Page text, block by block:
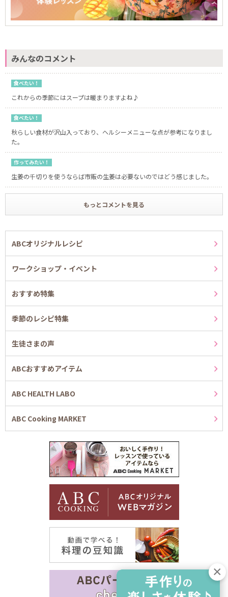
みんなのコメント
食べたい！
これからの季節にはスープは暖まりますよね♪
食べたい！
秋らしい食材が沢山入っており、ヘルシーメニューな点が参考になりまし
た。
作ってみたい！
生姜の千切りを使うならば市販の生姜は必要ないのではどう感じました。
もっとコメントを見る
ABCオリジナルレシピ
ワークショップ・イベント
おすすめ特集
季節のレシピ特集
生徒さまの声
ABCおすすめアイテム
ABC HEALTH LABO
ABC Cooking MARKET